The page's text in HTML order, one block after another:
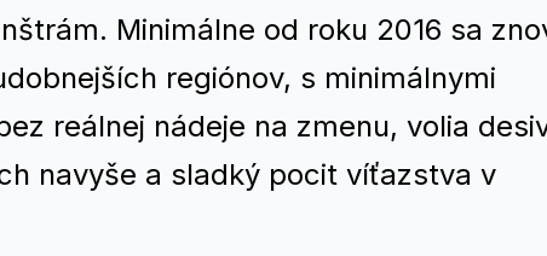
Minimálne od roku 2016 sa
regiónov, s minimálnymi
reálnej nádeje na zmenu, volia
navyše a sladký pocit víťazstva v